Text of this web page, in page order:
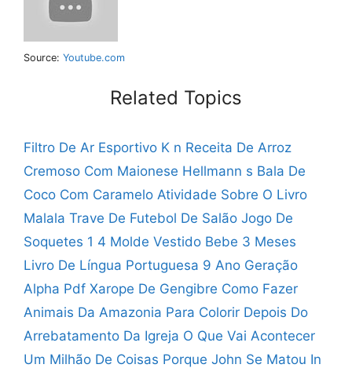
Source: Youtube.com
Related Topics
Filtro De Ar Esportivo K n Receita De Arroz
Cremoso Com Maionese Hellmann s Bala De
Coco Com Caramelo Atividade Sobre O Livro
Malala Trave De Futebol De Salão Jogo De
Soquetes 1 4 Molde Vestido Bebe 3 Meses
Livro De Língua Portuguesa 9 Ano Geração
Alpha Pdf Xarope De Gengibre Como Fazer
Animais Da Amazonia Para Colorir Depois Do
Arrebatamento Da Igreja O Que Vai Acontecer
Um Milhão De Coisas Porque John Se Matou In